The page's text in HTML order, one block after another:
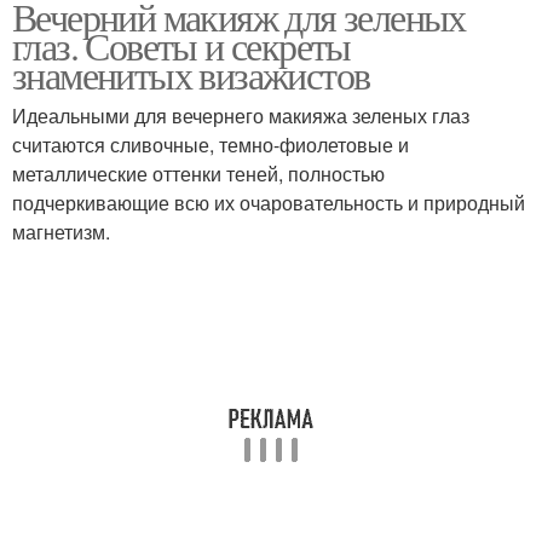
Вечерний макияж для зеленых
глаз. Советы и секреты
знаменитых визажистов
Идеальными для вечернего макияжа зеленых глаз
считаются сливочные, темно-фиолетовые и
металлические оттенки теней, полностью
подчеркивающие всю их очаровательность и природный
магнетизм.